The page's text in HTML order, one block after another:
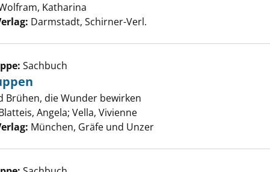
Katharina
Darmstadt, Schirner-Verl.
von Detox-Suppen anzeigen
Sachbuch
Brühen, die Wunder bewirken
Angela; Vella, Vivienne
München, Gräfe und Unzer